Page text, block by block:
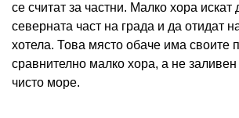
се считат за частни. Малко хора искат
северната част на града и да отидат
хотела. Това място обаче има своите
сравнително малко хора, а не
чисто море.